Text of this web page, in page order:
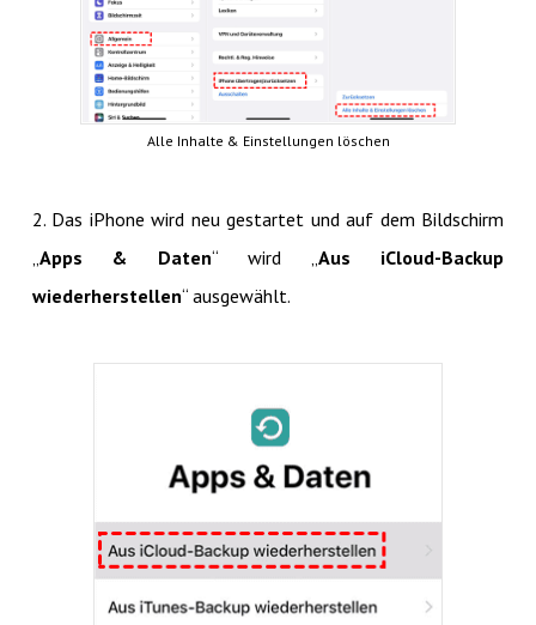
Alle Inhalte & Einstellungen löschen
2. Das iPhone wird neu gestartet und auf dem Bildschirm
Apps & Daten“ wird „ Aus iCloud-Backup
wiederherstellen“ ausgewählt.